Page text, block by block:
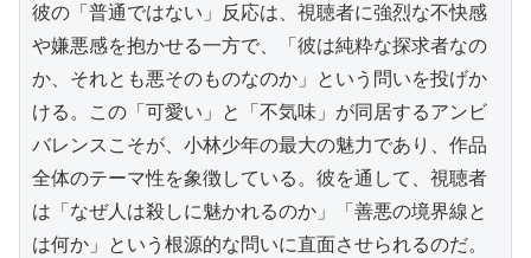
彼の「普通ではない」反応は、視聴者に強烈な不快感
や嫌悪感を抱かせる一方で、「彼は純粋な探求者なの
か、それとも悪そのものなのか」という問いを投げか
ける。この「可愛い」と「不気味」が同居するアンビ
バレンスこそが、小林少年の最大の魅力であり、作品
全体のテーマ性を象徴している。彼を通して、視聴者
は「なぜ人は殺しに魅かれるのか」「善悪の境界線と
は何か」という根源的な問いに直面させられるのだ。